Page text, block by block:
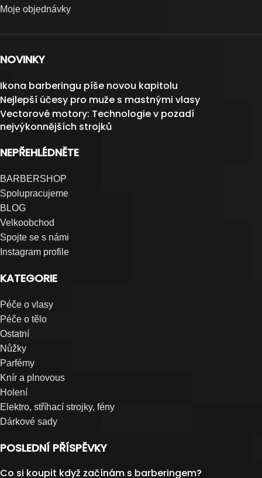
Moje objednávky
NOVINKY
Ikona barberingu píše novou kapitolu
Nejlepší účesy pro muže s mastnými vlasy
Vectorové motory: Technologie v pozadí
nejvýkonnějších strojků
NEPŘEHLÉDNĚTE
BARBERSHOP
Spolupracujeme
BLOG
Velkoobchod
Spojte se s námi
Instagram profile
KATEGORIE
Péče o vlasy
Péče o tělo
Ostatní
Nůžky
Parfémy
Knír a plnovous
Holení
Elektro, stříhací strojky, fény
Dárkové sady
POSLEDNÍ PŘÍSPĚVKY
Co si koupit když začínám s barberingem?